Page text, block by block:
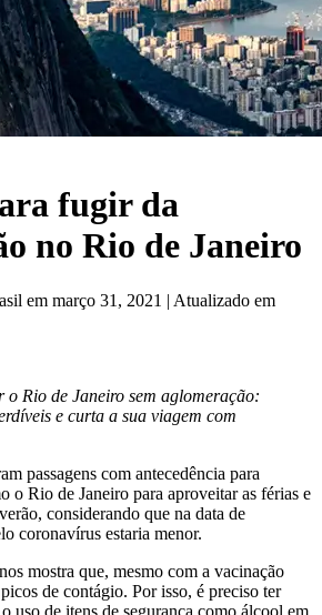
fugir da
no Rio de Janeiro
em março 31, 2021 | Atualizado em
o Rio de Janeiro sem aglomeração:
e curta a sua viagem com
passagens com antecedência para
o Rio de Janeiro para aproveitar as férias e
considerando que na data de
coronavírus estaria menor.
mostra que, mesmo com a vacinação
de contágio. Por isso, é preciso ter
uso de itens de segurança como álcool em